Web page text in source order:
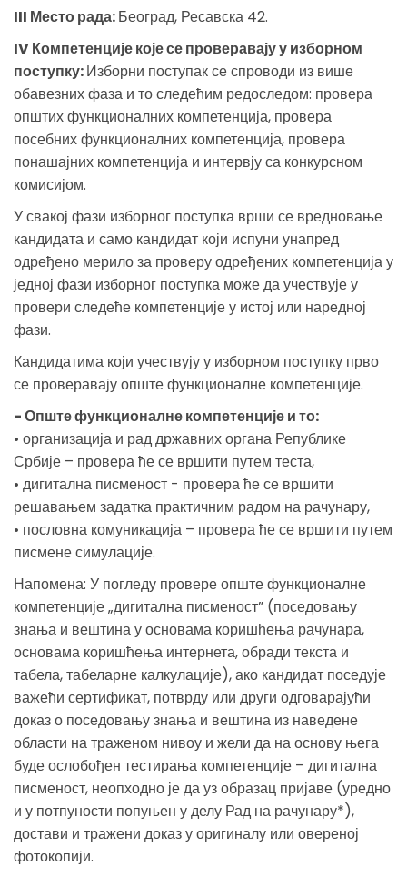
III Место рада:Београд, Ресавска 42.
IV Компетенције које се проверавају у изборном
поступку:Изборни поступак се спроводи из више
обавезних фаза и то следећим редоследом: провера
општих функционалних компетенција, провера
посебних функционалних компетенција, провера
понашајних компетенција и интервју са конкурсном
комисијом.
У свакој фази изборног поступка врши се вредновање
кандидата и само кандидат који испуни унапред
одређено мерило за проверу одређених компетенција у
једној фази изборног поступка може да учествује у
провери следеће компетенције у истој или наредној
фази.
Кандидатима који учествују у изборном поступку прво
се проверавају опште функционалне компетенције.
- Опште функционалне компетенције и то:
• организација и рад државних органа Републике
Србије – провера ће се вршити путем теста,
• дигитална писменост - провера ће се вршити
решавањем задатка практичним радом на рачунару,
• пословна комуникација – провера ће се вршити путем
писмене симулације.
Напомена: У погледу провере опште функционалне
компетенције „дигитална писменост” (поседовању
знања и вештина у основама коришћења рачунара,
основама коришћења интернета, обради текста и
табела, табеларне калкулације), ако кандидат поседује
важећи сертификат, потврду или други одговарајући
доказ о поседовању знања и вештина из наведене
области на траженом нивоу и жели да на основу њега
буде ослобођен тестирања компетенције – дигитална
писменост, неопходно је да уз образац пријаве (уредно
и у потпуности попуњен у делу Рад на рачунару*),
достави и тражени доказ у оригиналу или овереној
фотокопији.